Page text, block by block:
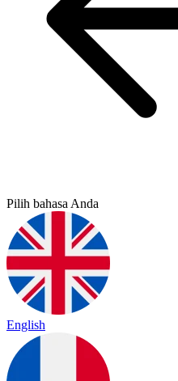
Pilih bahasa Anda
English